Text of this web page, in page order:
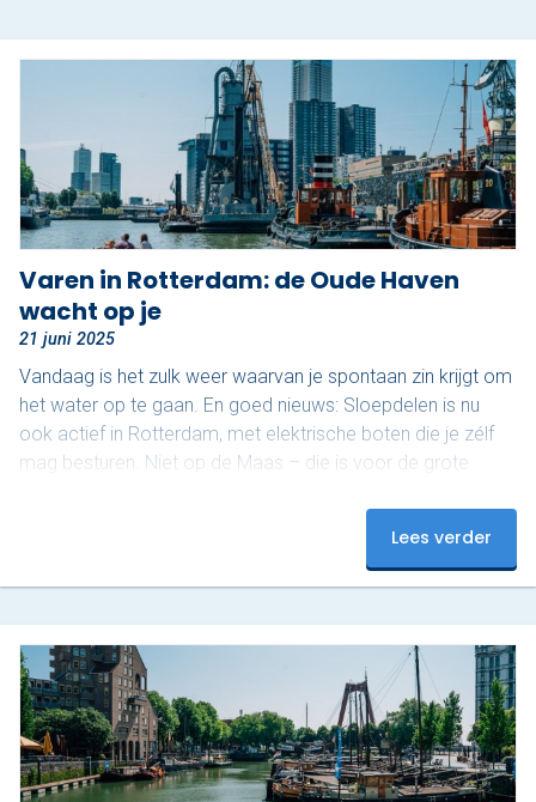
Klassieke sloep
XL Lounge sloep
Contact
Over Sloepdelen
Veel gestelde vragen
Werken bij Sloepdelen
Algemene voorwaarden
Varen in Rotterdam: de Oude Haven
wacht op je
21 juni 2025
Vandaag is het zulk weer waarvan je spontaan zin krijgt om
het water op te gaan. En goed nieuws: Sloepdelen is nu
ook actief in Rotterdam, met elektrische boten die je zélf
mag besturen. Niet op de Maas – die is voor de grote
Haven. En dat maakt het juist zo relaxed. Ontdek het
mooiste stukje van Rotterdam De Oude Haven is een van
Lees verder